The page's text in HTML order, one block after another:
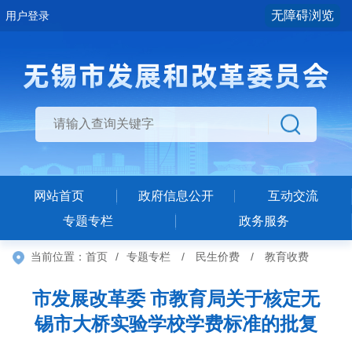
用户登录 无障碍浏览
网站首页 政府信息公开
互动交流
专题专栏
政务服务
当前位置： 首页 / 专题专栏 / 民生价费 / 教育收费
市发展改革委 市教育局关于核定无
锡市大桥实验学校学费标准的批复